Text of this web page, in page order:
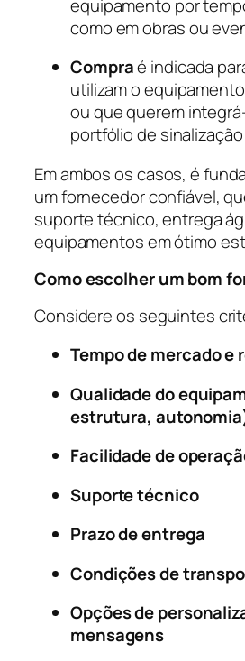
equipamento por
como em obras ou
Compraé indicada
utilizam o
ou que querem
portfólio de
Em ambos os casos, é
um fornecedor confiável,
suporte técnico, entrega
equipamentos em ótimo
Como escolher um bom
Considere os seguintes
Tempo de mercado e
Qualidade do
estrutura,
Facilidade de
Suporte técnico
Prazo de entrega
Condições de
Opções de
mensagens